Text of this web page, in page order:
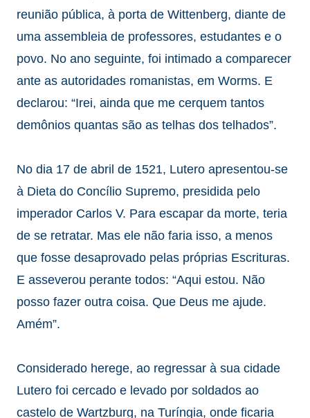
reunião pública, à porta de Wittenberg, diante de
uma assembleia de professores, estudantes e o
povo. No ano seguinte, foi intimado a comparecer
ante as autoridades romanistas, em Worms. E
declarou: “Irei, ainda que me cerquem tantos
demônios quantas são as telhas dos telhados”.
No dia 17 de abril de 1521, Lutero apresentou-se
à Dieta do Concílio Supremo, presidida pelo
imperador Carlos V. Para escapar da morte, teria
de se retratar. Mas ele não faria isso, a menos
que fosse desaprovado pelas próprias Escrituras.
E asseverou perante todos: “Aqui estou. Não
posso fazer outra coisa. Que Deus me ajude.
Amém”.
Considerado herege, ao regressar à sua cidade
Lutero foi cercado e levado por soldados ao
castelo de Wartzburg, na Turíngia, onde ficaria